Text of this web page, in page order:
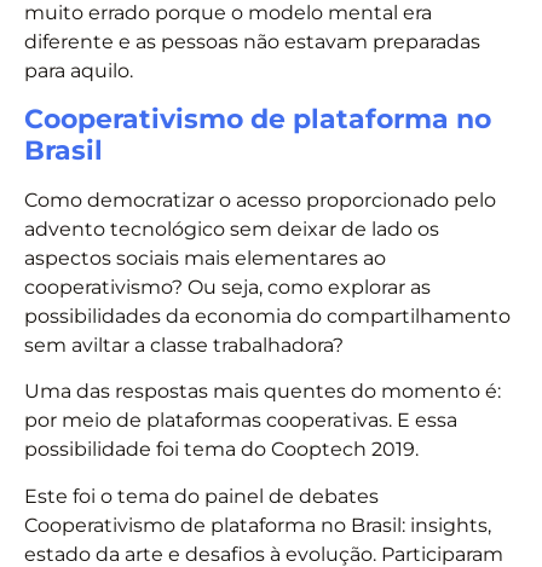
muito errado porque o modelo mental era
diferente e as pessoas não estavam preparadas
para aquilo.
Cooperativismo de plataforma no
Brasil
Como democratizar o acesso proporcionado pelo
advento tecnológico sem deixar de lado os
aspectos sociais mais elementares ao
cooperativismo? Ou seja, como explorar as
possibilidades da economia do compartilhamento
sem aviltar a classe trabalhadora?
Uma das respostas mais quentes do momento é:
por meio de plataformas cooperativas. E essa
possibilidade foi tema do Cooptech 2019.
Este foi o tema do painel de debates
Cooperativismo de plataforma no Brasil: insights,
estado da arte e desafios à evolução. Participaram